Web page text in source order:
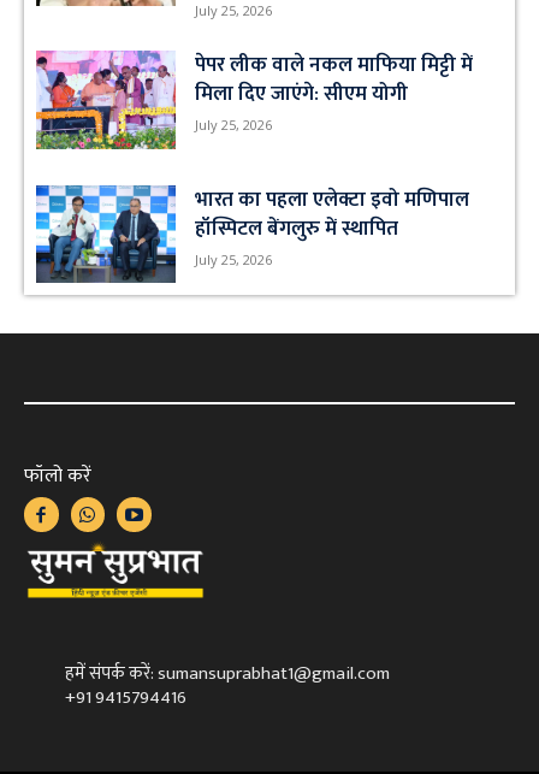
July 25, 2026
पेपर लीक वाले नकल माफिया मिट्टी में
मिला दिए जाएंगे: सीएम योगी
July 25, 2026
भारत का पहला एलेक्टा इवो मणिपाल
हॉस्पिटल बेंगलुरु में स्थापित
July 25, 2026
फॉलो करें
हमें संपर्क करें: sumansuprabhat1@gmail.com
+91 9415794416